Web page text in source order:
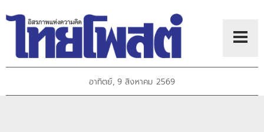
อาทิตย์, 9 สิงหาคม 2569